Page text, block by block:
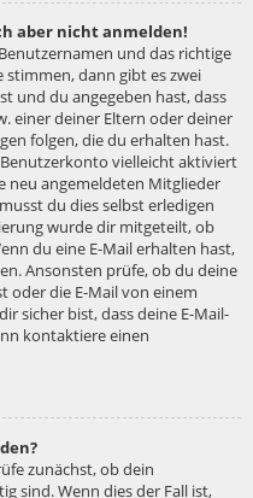
aber nicht anmelden!
und das richtige
stimmen, dann gibt es zwei
und du angegeben hast, dass
einer deiner Eltern oder deiner
folgen, die du erhalten hast.
vielleicht aktiviert
neu angemeldeten Mitglieder
du dies selbst erledigen
wurde dir mitgeteilt, ob
du eine E-Mail erhalten hast,
Ansonsten prüfe, ob du deine
oder die E-Mail von einem
sicher bist, dass deine E-Mail-
kontaktiere einen
zunächst, ob dein
sind. Wenn dies der Fall ist,